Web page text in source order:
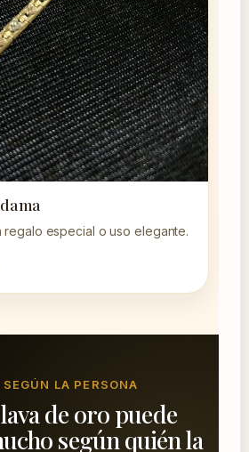
regalo especial o uso elegante.
SEGÚN LA PERSONA
de oro puede
según quién la